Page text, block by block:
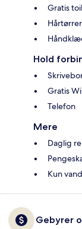
Gratis
Hårtørrer
Hold
Gratis
Telefon
Mere
Daglig
Kun
Gebyrer